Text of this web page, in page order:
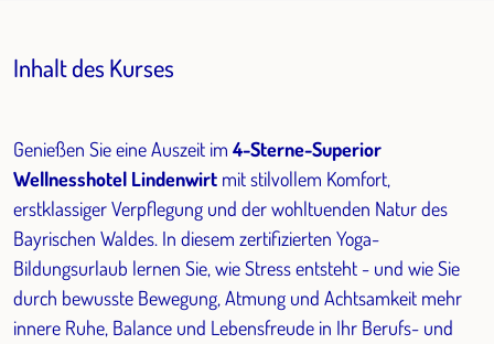
Inhalt des Kurses
Genießen Sie eine Auszeit im 4-Sterne-Superior
Wellnesshotel Lindenwirt mit stilvollem Komfort,
erstklassiger Verpflegung und der wohltuenden Natur des
Bayrischen Waldes. In diesem zertifizierten Yoga-
Bildungsurlaub lernen Sie, wie Stress entsteht - und wie Sie
durch bewusste Bewegung, Atmung und Achtsamkeit mehr
innere Ruhe, Balance und Lebensfreude in Ihr Berufs- und